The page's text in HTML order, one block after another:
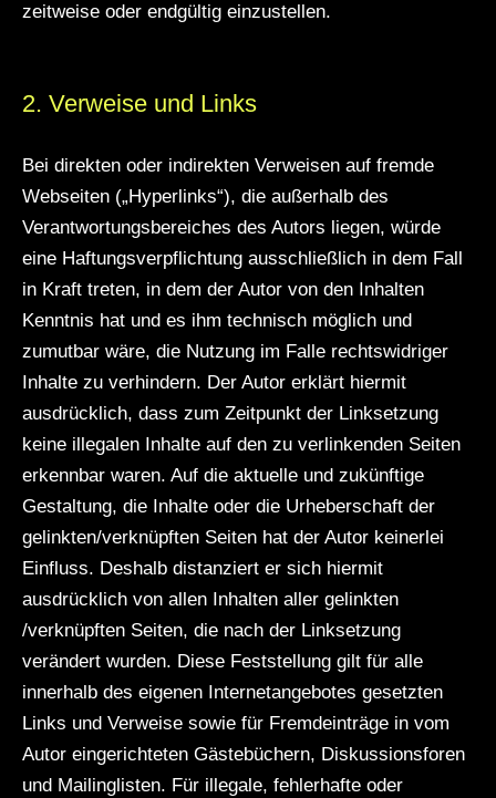
zeitweise oder endgültig einzustellen.
2. Verweise und Links
Bei direkten oder indirekten Verweisen auf fremde
Webseiten („Hyperlinks“), die außerhalb des
Verantwortungsbereiches des Autors liegen, würde
eine Haftungsverpflichtung ausschließlich in dem Fall
in Kraft treten, in dem der Autor von den Inhalten
Kenntnis hat und es ihm technisch möglich und
zumutbar wäre, die Nutzung im Falle rechtswidriger
Inhalte zu verhindern. Der Autor erklärt hiermit
ausdrücklich, dass zum Zeitpunkt der Linksetzung
keine illegalen Inhalte auf den zu verlinkenden Seiten
erkennbar waren. Auf die aktuelle und zukünftige
Gestaltung, die Inhalte oder die Urheberschaft der
gelinkten/verknüpften Seiten hat der Autor keinerlei
Einfluss. Deshalb distanziert er sich hiermit
ausdrücklich von allen Inhalten aller gelinkten
/verknüpften Seiten, die nach der Linksetzung
verändert wurden. Diese Feststellung gilt für alle
innerhalb des eigenen Internetangebotes gesetzten
Links und Verweise sowie für Fremdeinträge in vom
Autor eingerichteten Gästebüchern, Diskussionsforen
und Mailinglisten. Für illegale, fehlerhafte oder